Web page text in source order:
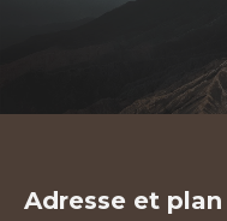
Adresse et